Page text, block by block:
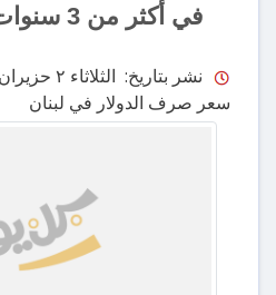
في أكثر من 3 سنوات مقابل الدولار
نشر بتاريخ: الثلاثاء ٢ حزيران ٢٠٢٦ - ١٠:٢٠
سعر صرف الدولار في لبنان